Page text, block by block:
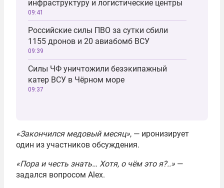
инфраструктуру и логистические центры
09:41
Российские силы ПВО за сутки сбили
1155 дронов и 20 авиабомб ВСУ
09:39
Силы ЧФ уничтожили безэкипажный
катер ВСУ в Чёрном море
09:37
«Закончился медовый месяц», — иронизирует
один из участников обсуждения.
«Пора и честь знать… Хотя, о чём это я?..» —
задался вопросом Alex.